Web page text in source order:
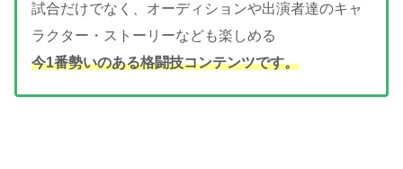
試合だけでなく、オーディションや出演者達のキャ
ラクター・ストーリーなども楽しめる
今1番勢いのある格闘技コンテンツです。